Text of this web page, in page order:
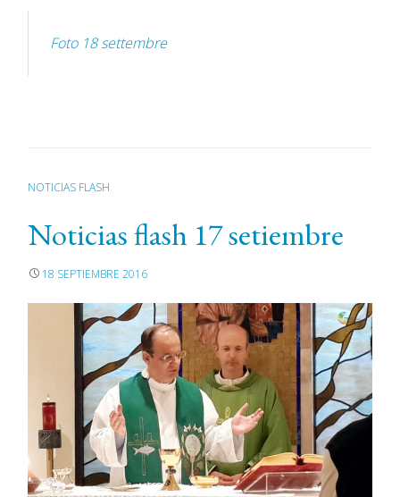
Foto 18 settembre
NOTICIAS FLASH
Noticias flash 17 setiembre
18 SEPTIEMBRE 2016